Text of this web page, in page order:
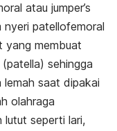
atau jumper’s
nyeri patellofemoral
yang membuat
sehingga
saat dipakai
olahraga
lutut seperti lari,